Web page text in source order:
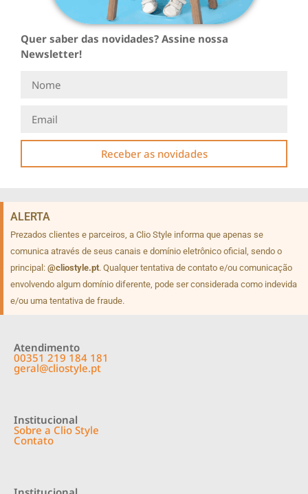
Quer saber das novidades? Assine nossa
Newsletter!
Receber as novidades
ALERTA
Prezados clientes e parceiros, a Clio Style informa que apenas se
comunica através de seus canais e domínio eletrônico oficial, sendo o
principal: @cliostyle.pt. Qualquer tentativa de contato e/ou comunicação
envolvendo algum domínio diferente, pode ser considerada como indevida
e/ou uma tentativa de fraude.
Atendimento
00351 219 184 181
geral@cliostyle.pt
Institucional
Sobre a Clio Style
Contato